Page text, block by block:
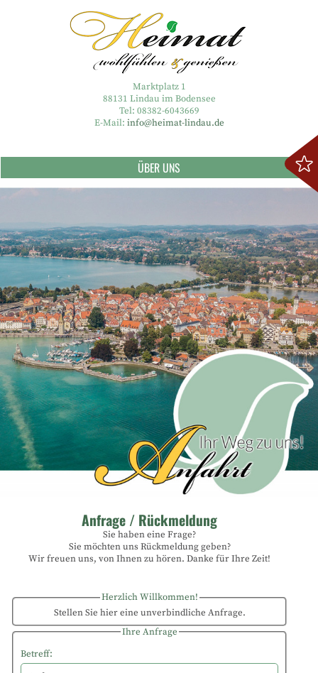
Marktplatz 1
88131 Lindau im Bodensee
Tel: 08382-6043669
E-Mail: info@heimat-lindau.de
ÜBER UNS
Anfrage / Rückmeldung
Sie haben eine Frage?
Sie möchten uns Rückmeldung geben?
Wir freuen uns, von Ihnen zu hören. Danke für Ihre Zeit!
Herzlich Willkommen!
Stellen Sie hier eine unverbindliche Anfrage.
Ihre Anfrage
Betreff: